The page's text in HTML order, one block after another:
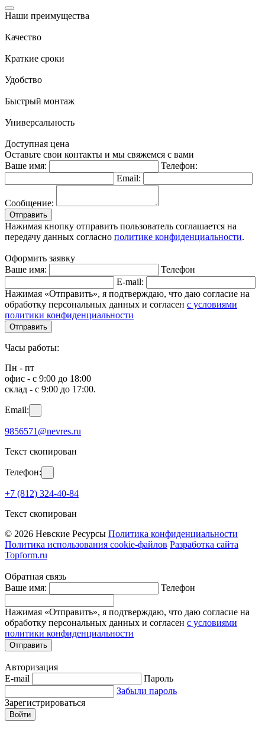
Наши преимущества
Качество
Краткие сроки
Удобство
Быстрый монтаж
Универсальность
Доступная цена
Оставьте свои контакты и мы свяжемся с вами
Ваше имя:
Телефон:
Email:
Сообщение:
Отправить
Нажимая кнопку отправить пользователь соглашается на
передачу данных согласно политике конфиденциальности.
Оформить заявку
Ваше имя:
Телефон
E-mail:
Нажимая «Отправить», я подтверждаю, что даю согласие на
обработку персональных данных и согласен с условиями
политики конфиденциальности
Отправить
Часы работы:
Пн - пт
офис - с 9:00 до 18:00
склад - с 9:00 до 17:00.
Email:
9856571@nevres.ru
Текст скопирован
Телефон:
+7 (812) 324-40-84
Текст скопирован
© 2026 Невские Ресурсы Политика конфиденциальности
Политика использования cookie-файлов Разработка сайта
Topform.ru
Обратная связь
Ваше имя:
Телефон
Нажимая «Отправить», я подтверждаю, что даю согласие на
обработку персональных данных и согласен с условиями
политики конфиденциальности
Отправить
Авторизация
E-mail
Пароль
Забыли пароль
Зарегистрироваться
Войти